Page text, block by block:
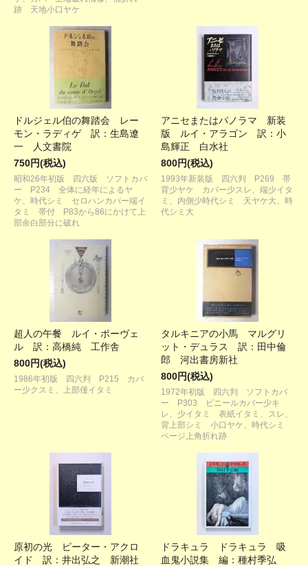
跡 天地小口ヤケ
ドルジェル伯の舞踏会 レー
モン・ラディゲ 訳：生島遼
一 人文書院
750円(税込)
昭和26年初版 四六版 ソフトカバ
ー P234 全体に経年によるヤ
ケ、時代シミ セロハンカバー端イ
タミ 帯付 P83から86にかけて上
部余白部分に破れ
アニセまたはパノラマ 新装
版 ルイ・アラゴン 訳：小
島輝正 白水社
800円(税込)
1993年新装版 四六判 P269 帯
背少ヤケ カバー少スレ、端少イタ
ミ、内側少時代シミ 天ヤケ大、時
代シミ大
超人の午餐 ルイ・ポーヴェ
ル 訳：高橋純 工作舎
800円(税込)
1986年初版 四六判 P215 カバ
ー少クスミ、上部僅イタミ
タルキニアの小馬 マルグリ
ット・デュラス 訳：田中倫
郎 河出書房新社
800円(税込)
1972年初版 四六判 ソフトカバ
ー P303 ビニールカバー少キ
レ、少イタミ 表紙イタミ、スレ、
背上部シミ 小口ヤケ、時代シミ
ページ上角折れ跡
原初の光 ピーター・アクロ
イド 訳：井出弘之 新潮社
ドラキュラ ドラキュラ 吸
血鬼小説集 編：種村季弘